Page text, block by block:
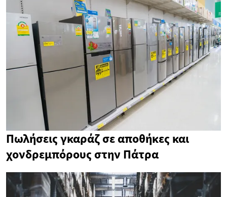
Πωλήσεις γκαράζ σε αποθήκες και
χονδρεμπόρους στην Πάτρα